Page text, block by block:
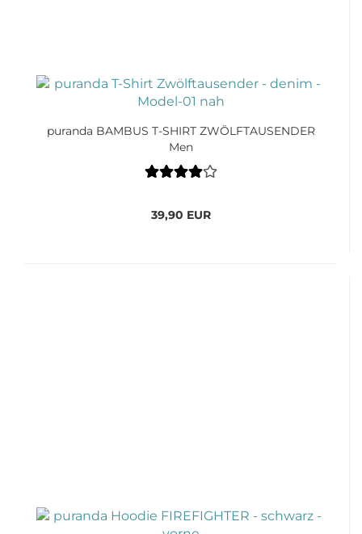
puranda BAMBUS T-SHIRT ZWÖLFTAUSENDER
Men
39,90 EUR